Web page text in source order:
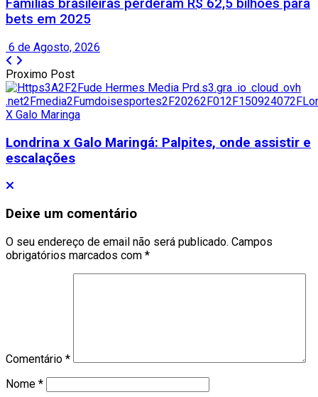
Famílias brasileiras perderam R$ 62,5 bilhões para
bets em 2025
6 de Agosto, 2026
Proximo Post
Londrina x Galo Maringá: Palpites, onde assistir e
escalações
Deixe um comentário
O seu endereço de email não será publicado. Campos
obrigatórios marcados com *
Comentário *
Nome *